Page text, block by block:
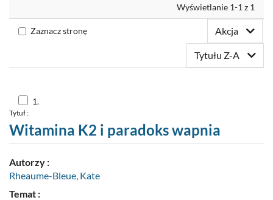
Zaproponuj zakup
Wyświetlanie 1-1 z 1
Zaznacz stronę Akcja
Tytułu Z-A
Skocz
do
nr
1
1.
Tytuł :
Witamina K2 i paradoks wapnia
Autorzy :
Rheaume-Bleue, Kate
Temat :